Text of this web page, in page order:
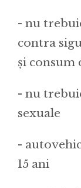
- nu
contra
și consum
- nu
sexuale
-
15 ani